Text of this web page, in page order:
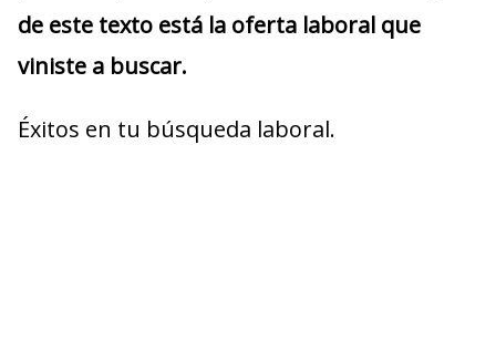
de este texto está la oferta laboral que
viniste a buscar.
Éxitos en tu búsqueda laboral.